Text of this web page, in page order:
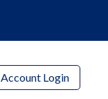
Account Login